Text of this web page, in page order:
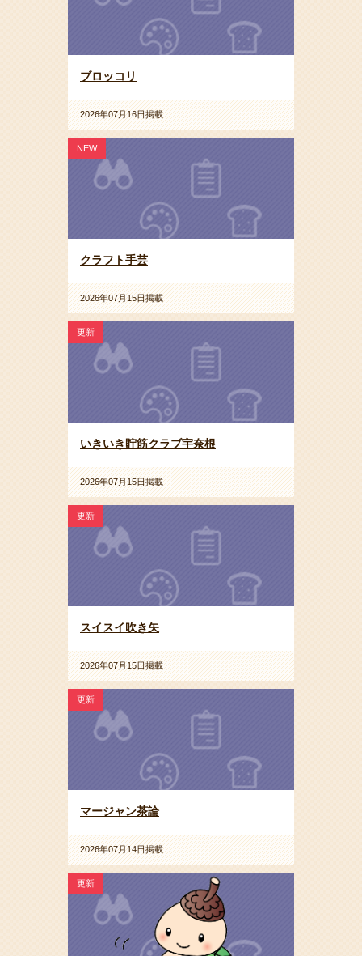
ブロッコリ
2026年07月16日掲載
NEW
クラフト手芸
2026年07月15日掲載
更新
いきいき貯筋クラブ宇奈根
2026年07月15日掲載
更新
スイスイ吹き矢
2026年07月15日掲載
更新
マージャン茶論
2026年07月14日掲載
更新